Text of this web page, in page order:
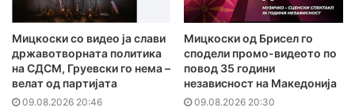
Мицкоски со видео ја слави
државотворната политика
на СДСМ, Груевски го нема –
велат од партијата
09.08.2026 20:46
Мицкоски од Брисел го
сподели промо-видеото по
повод 35 години
независност на Македонија
09.08.2026 20:30